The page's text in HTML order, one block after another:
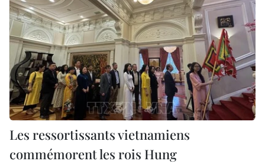
Les ressortissants vietnamiens
commémorent les rois Hung